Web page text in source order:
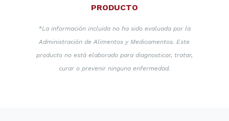
PRODUCTO
*La información incluida no ha sido evaluada por la
Administración de Alimentos y Medicamentos. Este
producto no está elaborado para diagnosticar, tratar,
curar o prevenir ninguna enfermedad.